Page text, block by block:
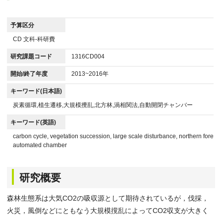
予算区分
CD 文科-科研費
研究課題コード 1316CD004
開始/終了年度 2013~2016年
キーワード(日本語)
炭素循環,植生遷移,大規模攪乱,北方林,渦相関法,自動開閉チャンバー
キーワード(英語)
carbon cycle, vegetation succession, large scale disturbance, northern forest,
automated chamber
研究概要
森林生態系は大気CO2の吸収源として期待されているが，伐採，
火災，風倒などにともなう大規模撹乱によってCO2収支が大きく